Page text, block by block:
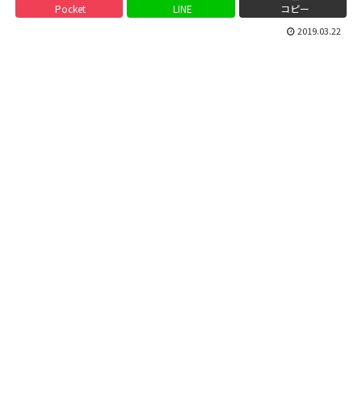
Pocket LINE コピー
2019.03.22